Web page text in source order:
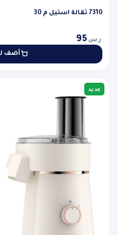
7310 ثقالة استيل م 30
ر.س 95
أضف
جديد